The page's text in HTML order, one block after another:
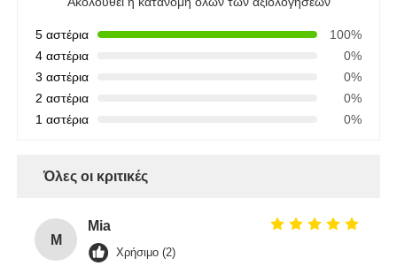
5 αστέρια
100%
4 αστέρια
0%
3 αστέρια
0%
2 αστέρια
0%
1 αστέρια
0%
Όλες οι κριτικές
M
Mia
Χρήσιμο (2)